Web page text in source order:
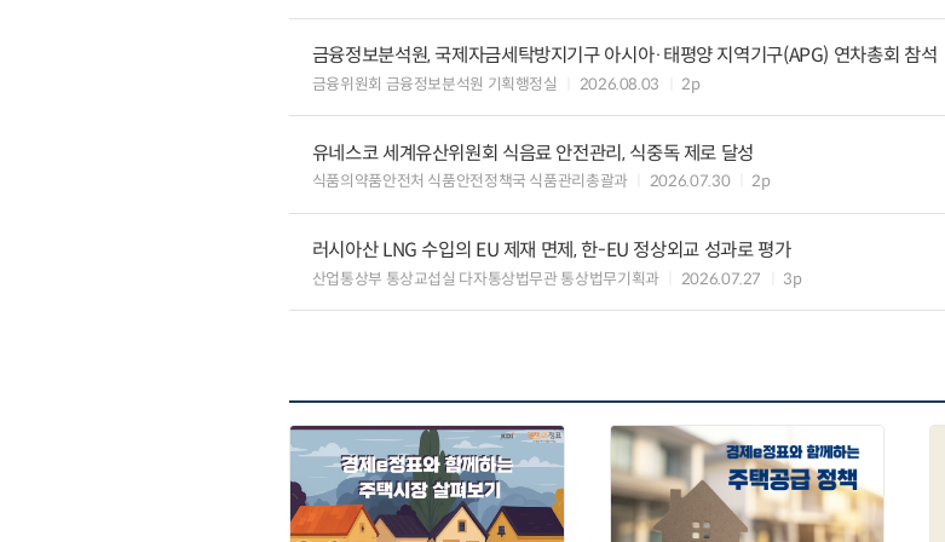
금융정보분석원, 국제자금세탁방지기구 아시아·태평양 지역기구(APG) 연차총회 참석
금융위원회 금융정보분석원 기획행정실 2026.08.03 2p
유네스코 세계유산위원회 식음료 안전관리, 식중독 제로 달성
식품의약품안전처 식품안전정책국 식품관리총괄과 2026.07.30 2p
러시아산 LNG 수입의 EU 제재 면제, 한-EU 정상외교 성과로 평가
산업통상부 통상교섭실 다자통상법무관 통상법무기획과 2026.07.27 3p